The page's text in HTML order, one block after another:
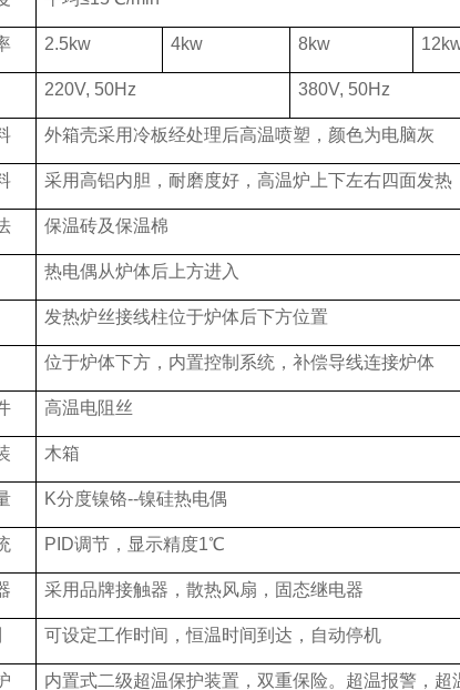
2.5kw 4kw 8kw
220V, 50Hz 380V, 50Hz
外箱壳采用冷板经处理后高温喷塑，颜色为电脑灰
采用高铝内胆，耐磨度好，高温炉上下左右四面发热
保温砖及保温棉
热电偶从炉体后上方进入
发热炉丝接线柱位于炉体后下方位置
位于炉体下方，内置控制系统，补偿导线连接炉体
高温电阻丝
木箱
K分度镍铬--镍硅热电偶
PID调节，显示精度1℃
采用品牌接触器，散热风扇，固态继电器
可设定工作时间，恒温时间到达，自动停机
内置式二级超温保护装置，双重保险。超温报警，超